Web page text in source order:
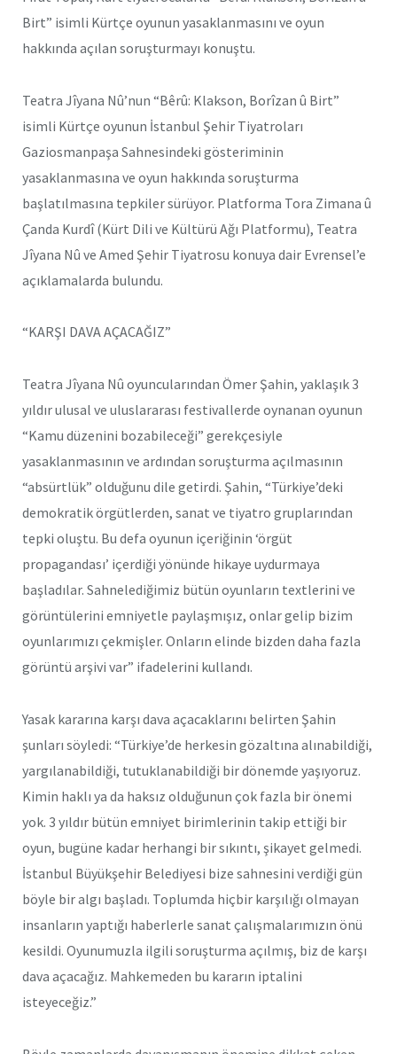
Birt” isimli Kürtçe oyunun yasaklanmasını ve oyun
hakkında açılan soruşturmayı konuştu.
Teatra Jîyana Nû’nun “Bêrû: Klakson, Borîzan û Birt”
isimli Kürtçe oyunun İstanbul Şehir Tiyatroları
Gaziosmanpaşa Sahnesindeki gösteriminin
yasaklanmasına ve oyun hakkında soruşturma
başlatılmasına tepkiler sürüyor. Platforma Tora Zimana û
Çanda Kurdî (Kürt Dili ve Kültürü Ağı Platformu), Teatra
Jîyana Nû ve Amed Şehir Tiyatrosu konuya dair Evrensel’e
açıklamalarda bulundu.
“KARŞI DAVA AÇACAĞIZ”
Teatra Jîyana Nû oyuncularından Ömer Şahin, yaklaşık 3
yıldır ulusal ve uluslararası festivallerde oynanan oyunun
“Kamu düzenini bozabileceği” gerekçesiyle
yasaklanmasının ve ardından soruşturma açılmasının
“absürtlük” olduğunu dile getirdi. Şahin, “Türkiye’deki
demokratik örgütlerden, sanat ve tiyatro gruplarından
tepki oluştu. Bu defa oyunun içeriğinin ‘örgüt
propagandası’ içerdiği yönünde hikaye uydurmaya
başladılar. Sahnelediğimiz bütün oyunların textlerini ve
görüntülerini emniyetle paylaşmışız, onlar gelip bizim
oyunlarımızı çekmişler. Onların elinde bizden daha fazla
görüntü arşivi var” ifadelerini kullandı.
Yasak kararına karşı dava açacaklarını belirten Şahin
şunları söyledi: “Türkiye’de herkesin gözaltına alınabildiği,
yargılanabildiği, tutuklanabildiği bir dönemde yaşıyoruz.
Kimin haklı ya da haksız olduğunun çok fazla bir önemi
yok. 3 yıldır bütün emniyet birimlerinin takip ettiği bir
oyun, bugüne kadar herhangi bir sıkıntı, şikayet gelmedi.
İstanbul Büyükşehir Belediyesi bize sahnesini verdiği gün
böyle bir algı başladı. Toplumda hiçbir karşılığı olmayan
insanların yaptığı haberlerle sanat çalışmalarımızın önü
kesildi. Oyunumuzla ilgili soruşturma açılmış, biz de karşı
dava açacağız. Mahkemeden bu kararın iptalini
isteyeceğiz.”